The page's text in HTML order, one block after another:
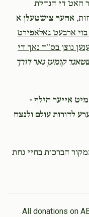
האט די הנהלת
אהער צושטעלן א
בוי ארבעט גאלאפירט
נוצן בס''ד נאך די
קומען נאר דורך
מיט אייער הילף -
לדורות עולם ולנצח
הברכות בחיי נחת
All donations on